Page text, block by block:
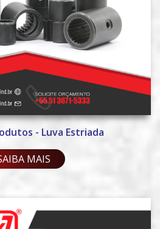
- Luva Estriada
MAIS